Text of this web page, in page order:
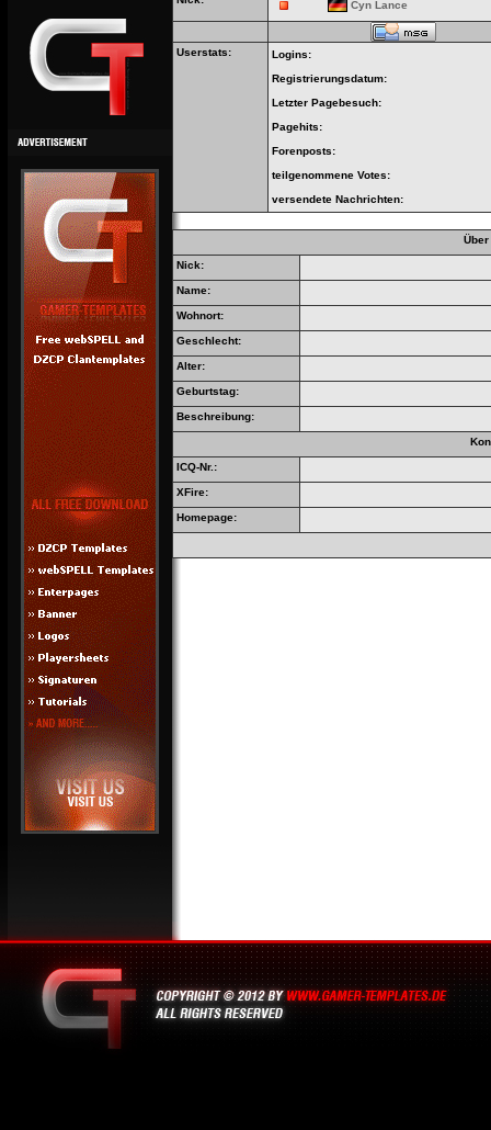
Cyn Lance
Userstats:
Logins:
Registrierungsdatum:
Letzter Pagebesuch:
Pagehits:
Forenposts:
teilgenommene Votes:
versendete Nachrichten:
Nick:
Name:
Wohnort:
Geschlecht:
Alter:
Geburtstag:
Beschreibung:
ICQ-Nr.:
XFire:
Homepage: